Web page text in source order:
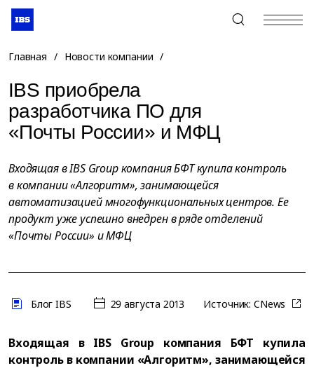
+7 (495) 967-80-80
Главная / Новости компании /
IBS приобрела
разработчика ПО для
«Почты России» и МФЦ
Входящая в IBS Group компания БФТ купила контроль
в компании «Алгоритм», занимающейся
автоматизацией многофункциональных центров. Ее
продукт уже успешно внедрен в ряде отделений
«Почты России» и МФЦ
Блог IBS 29 августа 2013 Источник: CNews
Входящая в IBS Group компания БФТ купила
контроль в компании «Алгоритм», занимающейся